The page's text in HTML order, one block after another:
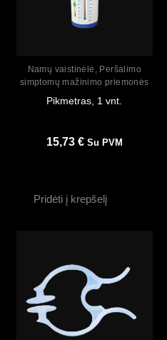
Namų vaistinėlė , Peršalimo
simptomų mažinimo priemonės
Pikmetras, 1 vnt.
15,73 € Su PVM
Pridėti į krepšelį